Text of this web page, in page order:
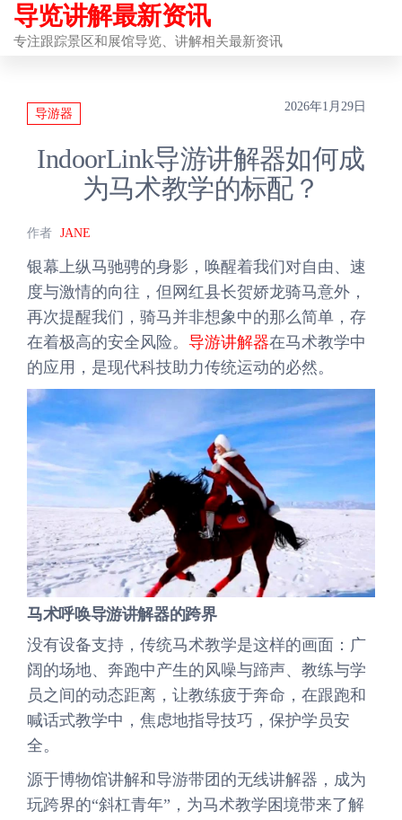
前
往
导览讲解最新资讯
专注跟踪景区和展馆导览、讲解相关最新资讯
导游器
2026年1月29日
IndoorLink导游讲解器如何成
为马术教学的标配？
作者 JANE
银幕上纵马驰骋的身影，唤醒着我们对自由、速
度与激情的向往，但网红县长贺娇龙骑马意外，
再次提醒我们，骑马并非想象中的那么简单，存
在着极高的安全风险。 导游讲解器在马术教学中
的应用，是现代科技助力传统运动的必然。
马术呼唤导游讲解器的跨界
没有设备支持，传统马术教学是这样的画面：广
阔的场地、奔跑中产生的风噪与蹄声、教练与学
员之间的动态距离，让教练疲于奔命，在跟跑和
喊话式教学中，焦虑地指导技巧，保护学员安
全。
源于博物馆讲解和导游带团的无线讲解器，成为
玩跨界的“斜杠青年”，为马术教学困境带来了解